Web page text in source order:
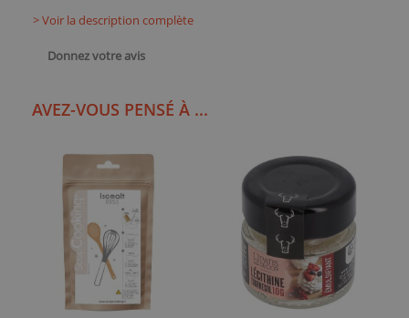
> Voir la description complète
Donnez votre avis
AVEZ-VOUS PENSÉ À ...